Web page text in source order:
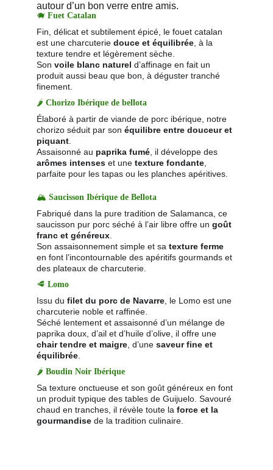
autour d’un bon verre entre amis.
🐗 Fuet Catalan
Fin, délicat et subtilement épicé, le fouet catalan
est une charcuterie douce et équilibrée , à la
texture tendre et légèrement sèche.
Son voile blanc naturel d’affinage en fait un
produit aussi beau que bon, à déguster tranché
finement.
🌶️ Chorizo Ibérique de bellota
Élaboré à partir de viande de porc ibérique, notre
chorizo séduit par son équilibre entre douceur et
piquant
Assaisonné au paprika fumé , il développe des
arômes intenses et une texture fondante
parfaite pour les tapas ou les planches apéritives.
🏔️ Saucisson Ibérique de Bellota
Fabriqué dans la pure tradition de Salamanca, ce
saucisson pur porc séché à l’air libre offre un goût
franc et généreux
Son assaisonnement simple et sa texture ferme
en font l’incontournable des apéritifs gourmands et
des plateaux de charcuterie.
🥩 Lomo
Issu du filet du porc de Navarre , le Lomo est une
charcuterie noble et raffinée.
Séché lentement et assaisonné d’un mélange de
paprika doux, d’ail et d’huile d’olive, il offre une
chair tendre et maigre , d’une saveur fine et
équilibrée
🌶️ Boudin Noir Ibérique
Sa texture onctueuse et son goût généreux en font
un produit typique des tables de Guijuelo. Savouré
chaud en tranches, il révèle toute la force et la
gourmandise de la tradition culinaire.